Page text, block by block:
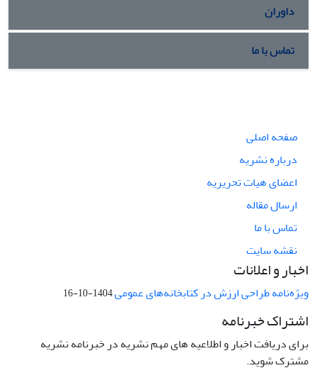
داوران
تماس با ما
صفحه اصلی
درباره نشریه
اعضای هیات تحریریه
ارسال مقاله
تماس با ما
نقشه سایت
اخبار و اعلانات
ویژه‌نامه طراحی ارزش در کتابخانه‌های عمومی1404-10-16
اشتراک خبرنامه
برای دریافت اخبار و اطلاعیه های مهم نشریه در خبرنامه نشریه
مشترک شوید.